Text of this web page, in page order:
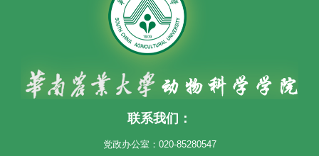
联系我们：
党政办公室：020-85280547